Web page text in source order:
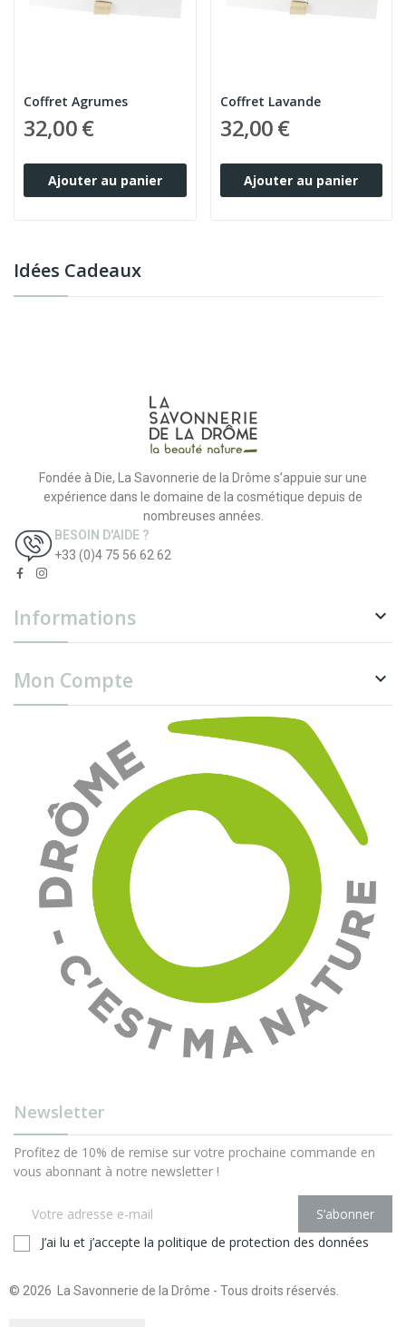
Idées Cadeaux
Coffret Agrumes
32,00 €
Ajouter au panier
Coffret Lavande
32,00 €
Ajouter au panier
Fondée à Die, La Savonnerie de la Drôme s’appuie sur une
expérience dans le domaine de la cosmétique depuis de
nombreuses années.
BESOIN D'AIDE ?
+33 (0)4 75 56 62 62
Informations 
Mon Compte 
Newsletter
Profitez de 10% de remise sur votre prochaine commande en
vous abonnant à notre newsletter !
S’abonner
J’ai lu et j’accepte la politique de protection des données
© 2026 La Savonnerie de la Drôme - Tous droits réservés.